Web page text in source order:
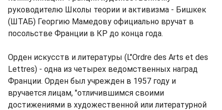
руководителю Школы теории и активизма - Бишкек
(ШТАБ) Георгию Мамедову официально вручат в
посольстве Франции в КР до конца года.
Орден искусств и литературы (L"Ordre des Arts et des
Lettres) - одна из четырех ведомственных наград
Франции. Орден был учрежден в 1957 году и
вручается лицам, "отличившимся своими
достижениями в художественной или литературной